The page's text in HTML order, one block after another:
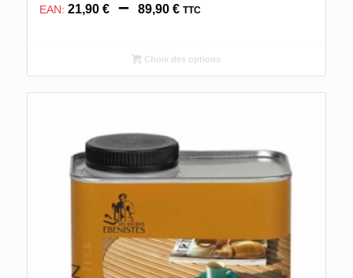
EAN: 21,90 € – 89,90 €Plage
21,90 €
à
89,90 €
TTC
Choix des options